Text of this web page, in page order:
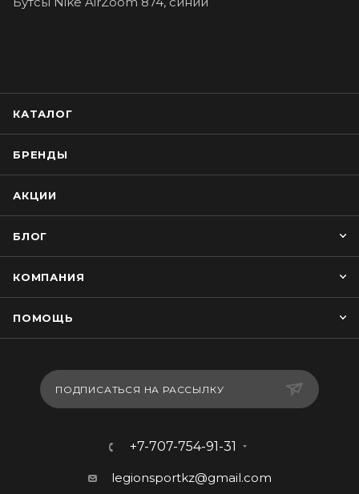
КАТАЛОГ
БРЕНДЫ
АКЦИИ
БЛОГ
КОМПАНИЯ
ПОМОЩЬ
ПОДПИСАТЬСЯ НА РАССЫЛКУ
+7-707-754-91-31
legionsportkz@gmail.com